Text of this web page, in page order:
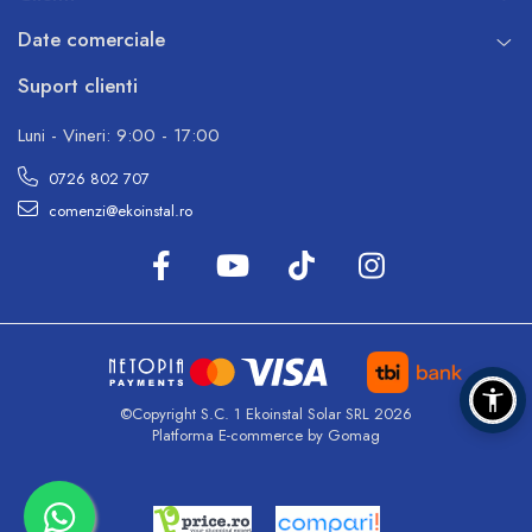
Date comerciale
Suport clienti
Luni - Vineri: 9:00 - 17:00
0726 802 707
comenzi@ekoinstal.ro
©Copyright S.C. 1 Ekoinstal Solar SRL 2026
Platforma E-commerce by Gomag